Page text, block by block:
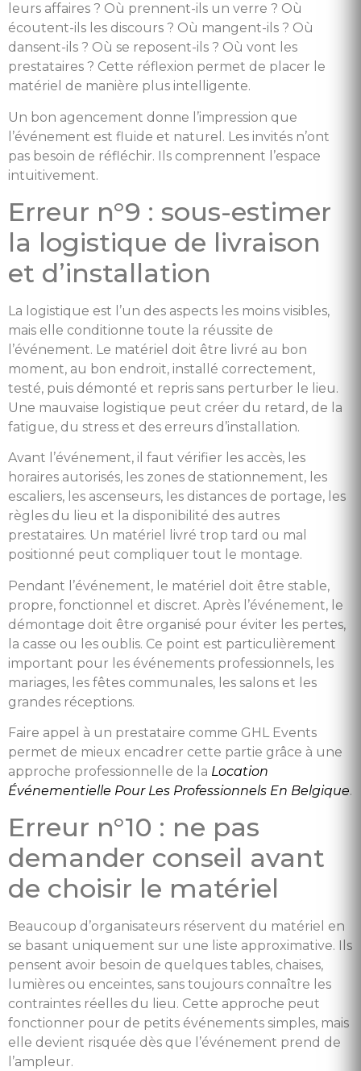
leurs affaires ? Où prennent-ils un verre ? Où
écoutent-ils les discours ? Où mangent-ils ? Où
dansent-ils ? Où se reposent-ils ? Où vont les
prestataires ? Cette réflexion permet de placer le
matériel de manière plus intelligente.
Un bon agencement donne l’impression que
l’événement est fluide et naturel. Les invités n’ont
pas besoin de réfléchir. Ils comprennent l’espace
intuitivement.
Erreur n°9 : sous-estimer
la logistique de livraison
et d’installation
La logistique est l’un des aspects les moins visibles,
mais elle conditionne toute la réussite de
l’événement. Le matériel doit être livré au bon
moment, au bon endroit, installé correctement,
testé, puis démonté et repris sans perturber le lieu.
Une mauvaise logistique peut créer du retard, de la
fatigue, du stress et des erreurs d’installation.
Avant l’événement, il faut vérifier les accès, les
horaires autorisés, les zones de stationnement, les
escaliers, les ascenseurs, les distances de portage, les
règles du lieu et la disponibilité des autres
prestataires. Un matériel livré trop tard ou mal
positionné peut compliquer tout le montage.
Pendant l’événement, le matériel doit être stable,
propre, fonctionnel et discret. Après l’événement, le
démontage doit être organisé pour éviter les pertes,
la casse ou les oublis. Ce point est particulièrement
important pour les événements professionnels, les
mariages, les fêtes communales, les salons et les
grandes réceptions.
Faire appel à un prestataire comme GHL Events
permet de mieux encadrer cette partie grâce à une
approche professionnelle de la Location
Événementielle Pour Les Professionnels En Belgique.
Erreur n°10 : ne pas
demander conseil avant
de choisir le matériel
Beaucoup d’organisateurs réservent du matériel en
se basant uniquement sur une liste approximative. Ils
pensent avoir besoin de quelques tables, chaises,
lumières ou enceintes, sans toujours connaître les
contraintes réelles du lieu. Cette approche peut
fonctionner pour de petits événements simples, mais
elle devient risquée dès que l’événement prend de
l’ampleur.